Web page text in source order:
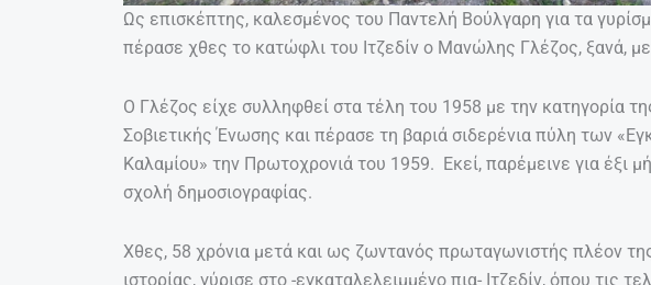
Ως επισκέπτης, καλεσμένος του Παντελή Βούλγαρη για τα
πέρασε χθες το κατώφλι του Ιτζεδίν ο Μανώλης Γλέζος, ξανά,
Ο Γλέζος είχε συλληφθεί στα τέλη του 1958 με την κατηγορία
Σοβιετικής Ένωσης και πέρασε τη βαριά σιδερένια πύλη των
Καλαμίου» την Πρωτοχρονιά του 1959. Εκεί, παρέμεινε για έξι
σχολή δημοσιογραφίας.
Χθες, 58 χρόνια μετά και ως ζωντανός πρωταγωνιστής πλέον
ιστορίας, γύρισε στο -εγκαταλελειμμένο πια- Ιτζεδίν, όπου τις